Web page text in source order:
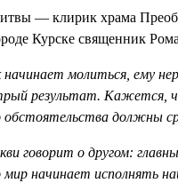
— клирик храма
Курске священник
начинает молиться, ему
результат. Кажется,
обстоятельства должны
говорит о другом:
начинает исполнять